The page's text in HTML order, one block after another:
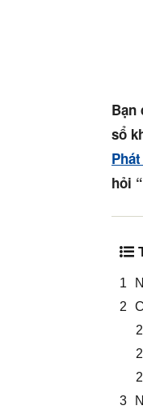
Bạn
sổ
hỏi